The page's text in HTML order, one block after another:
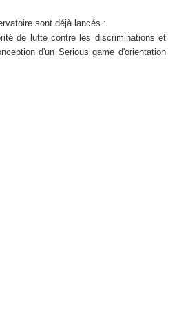
sont déjà lancés :
de lutte contre les discriminations et
d'un Serious game d'orientation